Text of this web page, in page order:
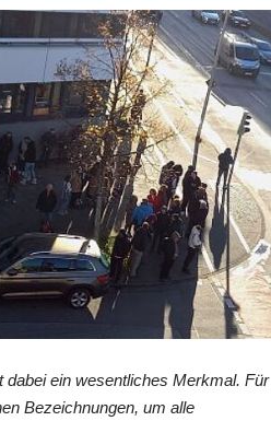
ein wesentliches Merkmal. Für
Bezeichnungen, um alle